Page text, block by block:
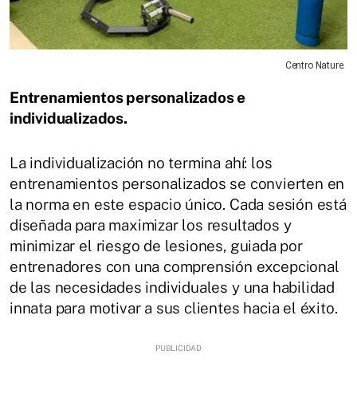
Centro Nature.
Entrenamientos personalizados e
individualizados.
La individualización no termina ahí: los
entrenamientos personalizados se convierten en
la norma en este espacio único. Cada sesión está
diseñada para maximizar los resultados y
minimizar el riesgo de lesiones, guiada por
entrenadores con una comprensión excepcional
de las necesidades individuales y una habilidad
innata para motivar a sus clientes hacia el éxito.